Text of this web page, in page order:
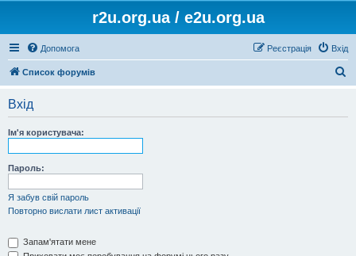
r2u.org.ua / e2u.org.ua
Допомога Вхід
Реєстрація
Список форумів
Вхід
Ім'я користувача:
Пароль:
Я забув свій пароль
Повторно вислати лист активації
Запам'ятати мене